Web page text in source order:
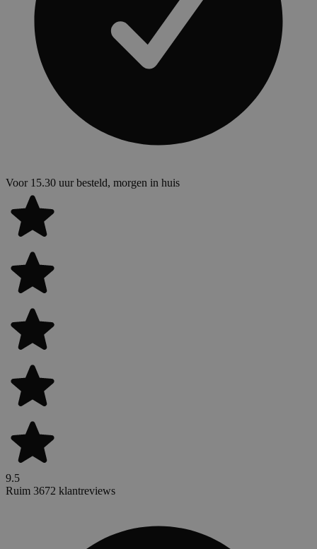
Voor 15.30 uur besteld, morgen in huis
9.5
Ruim 3672 klantreviews